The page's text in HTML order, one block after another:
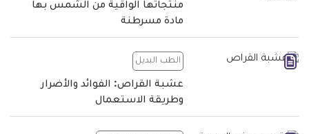
منتجاتها الواقية من الشمس بها
مادة مسرطنة
الطب البديل
عشبة القراص: الفوائد والأضرار
وطريقة الاستعمال